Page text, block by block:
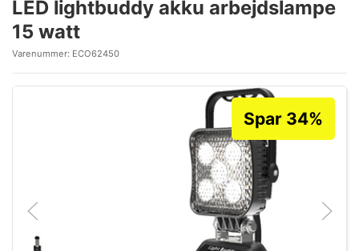
LED lightbuddy akku arbejdslampe
15 watt
Varenummer: ECO62450
Spar 34%